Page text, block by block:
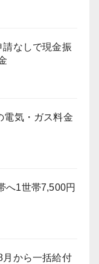
請なしで現金振
電気・ガス料金
へ1世帯7,500円
月から一括給付